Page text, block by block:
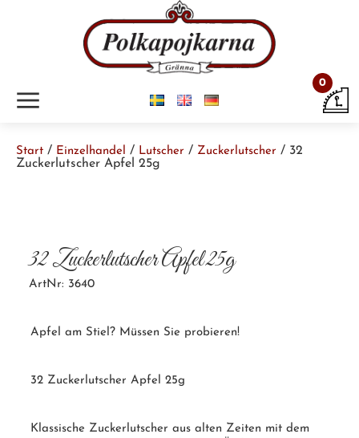
m 0
Start / Einzelhandel / Lutscher / Zuckerlutscher / 32
Zuckerlutscher Apfel 25g
32 Zuckerlutscher Apfel 25g
ArtNr: 3640
Apfel am Stiel? Müssen Sie probieren!
32 Zuckerlutscher Apfel 25g
Klassische Zuckerlutscher aus alten Zeiten mit dem